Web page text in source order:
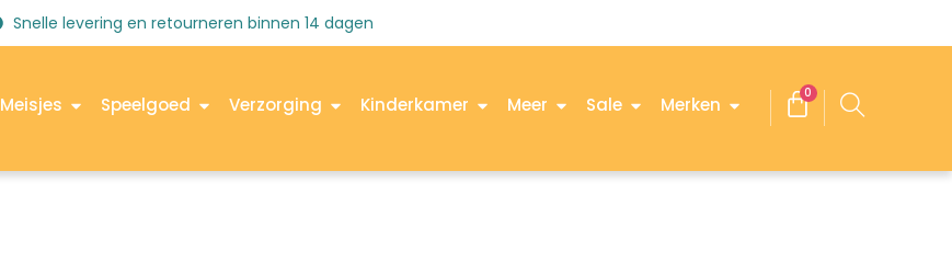
Snelle levering en retourneren binnen 14 dagen
Meisjes Speelgoed Verzorging Kinderkamer Meer Sale Merken
0